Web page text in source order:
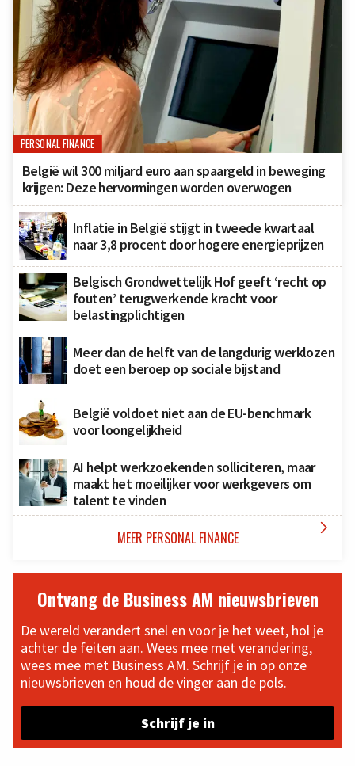
PERSONAL FINANCE
België wil 300 miljard euro aan spaargeld in beweging
krijgen: Deze hervormingen worden overwogen
Inflatie in België stijgt in tweede kwartaal
naar 3,8 procent door hogere energieprijzen
Belgisch Grondwettelijk Hof geeft ‘recht op
fouten’ terugwerkende kracht voor
belastingplichtigen
Meer dan de helft van de langdurig werklozen
doet een beroep op sociale bijstand
België voldoet niet aan de EU-benchmark
voor loongelijkheid
AI helpt werkzoekenden solliciteren, maar
maakt het moeilijker voor werkgevers om
talent te vinden
MEER PERSONAL FINANCE 
Ontvang de Business AM nieuwsbrieven
De wereld verandert snel en voor je het weet, hol je
achter de feiten aan. Wees mee met verandering,
wees mee met Business AM. Schrijf je in op onze
nieuwsbrieven en houd de vinger aan de pols.
Schrijf je in